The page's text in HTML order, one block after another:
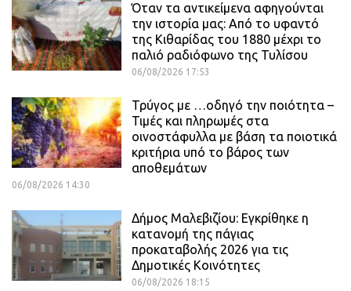
Όταν τα αντικείμενα αφηγούνται
την ιστορία μας: Από το υφαντό
της Κιθαρίδας του 1880 μέχρι το
παλιό ραδιόφωνο της Τυλίσου
06/08/2026 17:53
Τρύγος με …οδηγό την ποιότητα –
Τιμές και πληρωμές στα
οινοστάφυλλα με βάση τα ποιοτικά
κριτήρια υπό το βάρος των
αποθεμάτων
06/08/2026 14:30
Δήμος Μαλεβιζίου: Εγκρίθηκε η
κατανομή της πάγιας
προκαταβολής 2026 για τις
Δημοτικές Κοινότητες
06/08/2026 18:15